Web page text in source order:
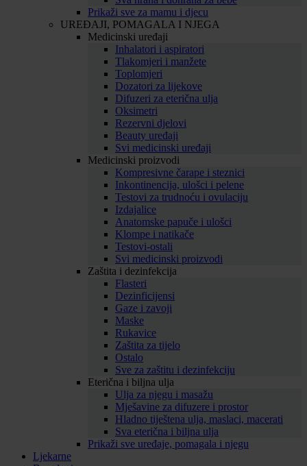
Prikaži sve za mamu i djecu
UREĐAJI, POMAGALA I NJEGA
Medicinski uređaji
Inhalatori i aspiratori
Tlakomjeri i manžete
Toplomjeri
Dozatori za lijekove
Difuzeri za eterična ulja
Oksimetri
Rezervni djelovi
Beauty uređaji
Svi medicinski uređaji
Medicinski proizvodi
Kompresivne čarape i steznici
Inkontinencija, ulošci i pelene
Testovi za trudnoću i ovulaciju
Izdajalice
Anatomske papuče i ulošci
Klompe i natikače
Testovi-ostali
Svi medicinski proizvodi
Zaštita i dezinfekcija
Flasteri
Dezinficijensi
Gaze i zavoji
Maske
Rukavice
Zaštita za tijelo
Ostalo
Sve za zaštitu i dezinfekciju
Eterična i biljna ulja
Ulja za njegu i masažu
Mješavine za difuzere i prostor
Hladno tiještena ulja, maslaci, macerati
Sva eterična i biljna ulja
Prikaži sve uređaje, pomagala i njegu
Ljekarne